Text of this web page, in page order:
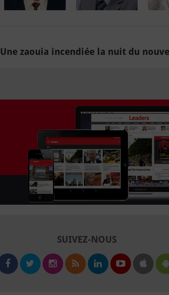
Une zaouia incendiée la nuit du
SUIVEZ-NOUS